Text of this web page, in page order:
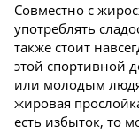
Совместно с
употреблять
также стоит
этой спортивной
или молодым
жировая
есть избыток, то